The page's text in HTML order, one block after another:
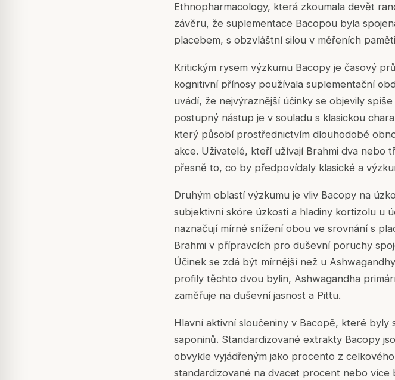
Ethnopharmacology, která zkoumala devět
závěru, že suplementace Bacopou byla
placebem, s obzvláštní silou v měřeních
Kritickým rysem výzkumu Bacopy je časový
kognitivní přínosy používala suplementační
uvádí, že nejvýraznější účinky se objevily
postupný nástup je v souladu s klasickou
který působí prostřednictvím dlouhodobé
akce. Uživatelé, kteří užívají Brahmi dva nebo
přesně to, co by předpovídaly klasické a
Druhým oblastí výzkumu je vliv Bacopy na
subjektivní skóre úzkosti a hladiny kortizolu u
naznačují mírné snížení obou ve srovnání s
Brahmi v přípravcích pro duševní poruchy
Účinek se zdá být mírnější než u
profily těchto dvou bylin, Ashwagandha
zaměřuje na duševní jasnost a Pittu.
Hlavní aktivní sloučeniny v Bacopě, které
saponinů. Standardizované extrakty Bacopy
obvykle vyjádřeným jako procento z
standardizované na dvacet procent nebo více